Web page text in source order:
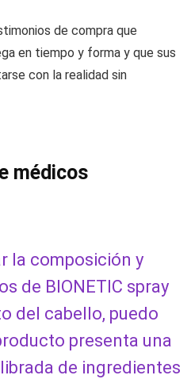
de compra que
en tiempo y forma y que sus
con la realidad sin
médicos
la composición y
de BIONETIC spray
del cabello, puedo
presenta una
de ingredientes